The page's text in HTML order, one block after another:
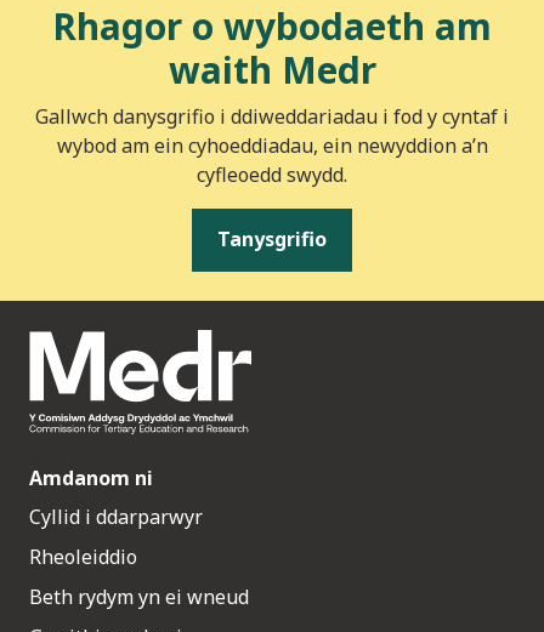
Rhagor o wybodaeth am
waith Medr
Gallwch danysgrifio i ddiweddariadau i fod y cyntaf i
wybod am ein cyhoeddiadau, ein newyddion a’n
cyfleoedd swydd.
Tanysgrifio
Amdanom ni
Cyllid i ddarparwyr
Rheoleiddio
Beth rydym yn ei wneud